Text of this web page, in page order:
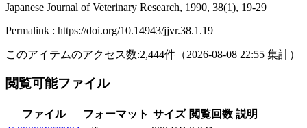
Japanese Journal of Veterinary Research, 1990, 38(1), 19-29
Permalink : https://doi.org/10.14943/jjvr.38.1.19
このアイテムのアクセス数:2,444件 （2026-08-08 22:55 集計）
閲覧可能ファイル
ファイル フォーマット サイズ 閲覧回数 説明